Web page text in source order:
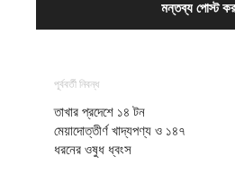
পূর্ববর্তী নিবন্ধ
তাখার প্রদেশে ১৪ টন
মেয়াদোত্তীর্ণ খাদ্যপণ্য ও ১৪৭
ধরনের ওষুধ ধ্বংস